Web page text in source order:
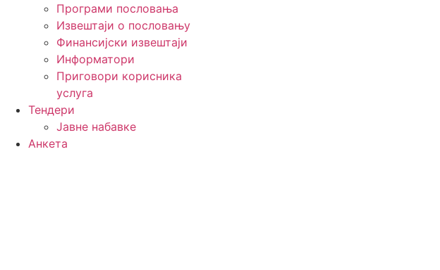
Програми пословања
Извештаји о пословању
Финансијски извештаји
Информатори
Приговори корисника
услуга
Тендери
Јавне набавке
Анкета